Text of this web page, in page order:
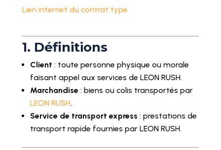
Lien internet du contrat type
1. Définitions
Client : toute personne physique ou morale
faisant appel aux services de LEON RUSH.
Marchandise : biens ou colis transportés par
LEON RUSH.
Service de transport express : prestations de
transport rapide fournies par LEON RUSH.